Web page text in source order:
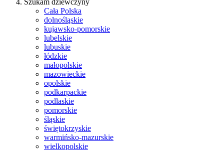
Szukam dziewczyny
Cała Polska
dolnośląskie
kujawsko-pomorskie
lubelskie
lubuskie
łódzkie
małopolskie
mazowieckie
opolskie
podkarpackie
podlaskie
pomorskie
śląskie
świętokrzyskie
warmińsko-mazurskie
wielkopolskie